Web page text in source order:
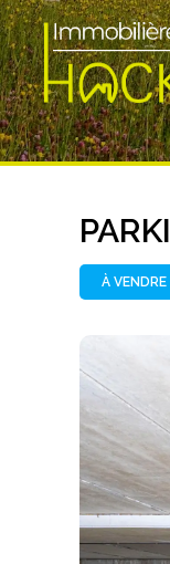
À VENDRE
Photo
l'album